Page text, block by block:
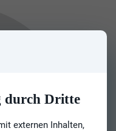
durch Dritte
externen Inhalten,